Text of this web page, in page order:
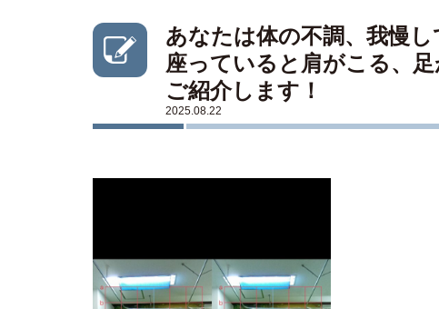
あなたは体の不調、我慢
座っていると肩がこる、
ご紹介します！
2025.08.22